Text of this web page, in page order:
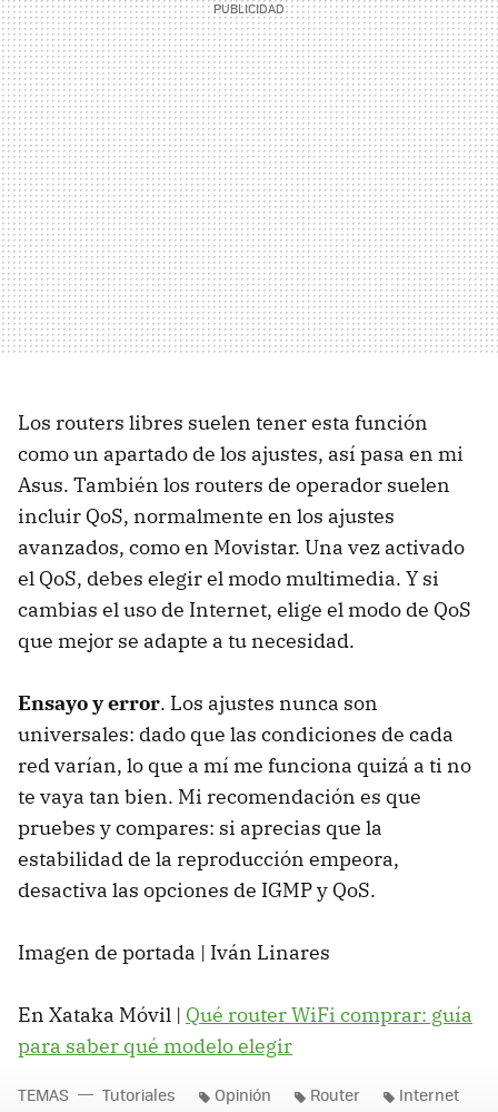
Los routers libres suelen tener esta función
como un apartado de los ajustes, así pasa en mi
Asus. También los routers de operador suelen
incluir QoS, normalmente en los ajustes
avanzados, como en Movistar. Una vez activado
el QoS, debes elegir el modo multimedia. Y si
cambias el uso de Internet, elige el modo de QoS
que mejor se adapte a tu necesidad.
Ensayo y error. Los ajustes nunca son
universales: dado que las condiciones de cada
red varían, lo que a mí me funciona quizá a ti no
te vaya tan bien. Mi recomendación es que
pruebes y compares: si aprecias que la
estabilidad de la reproducción empeora,
desactiva las opciones de IGMP y QoS.
Imagen de portada | Iván Linares
En Xataka Móvil | Qué router WiFi comprar: guía
para saber qué modelo elegir
TEMAS Tutoriales Opinión Router Internet